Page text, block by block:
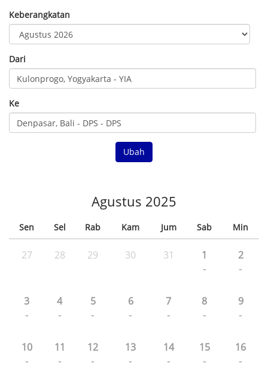
Keberangkatan
Dari
Ke
Ubah
Agustus 2025
Sen Sel Rab Kam Jum Sab Min
27 28 29 30 31 1
-
2
-
3
-
4
-
5
-
6
-
7
-
8
-
9
-
10
-
11
-
12
-
13
-
14
-
15
-
16
-